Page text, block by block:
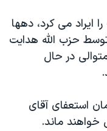
ايراد می کرد، دهها
حزب الله هدايت
در حال
استعفای آقای
خواهند ماند.